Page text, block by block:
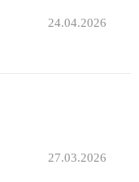
24.04.2026
27.03.2026